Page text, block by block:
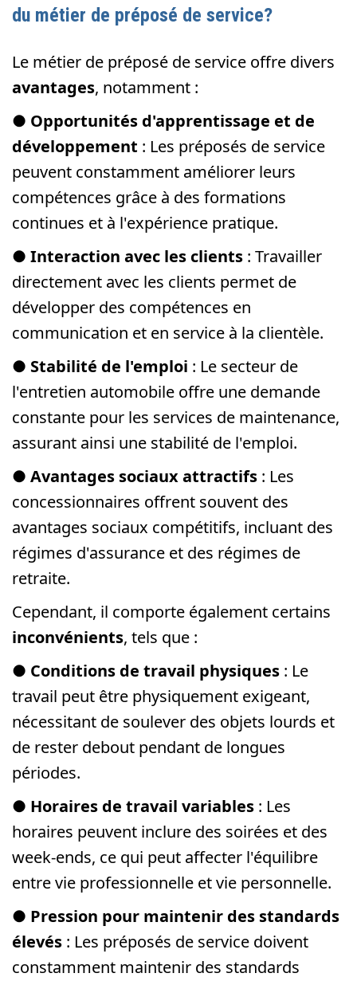
du métier de préposé de service?
Le métier de préposé de service offre divers
avantages, notamment :
● Opportunités d'apprentissage et de
développement : Les préposés de service
peuvent constamment améliorer leurs
compétences grâce à des formations
continues et à l'expérience pratique.
● Interaction avec les clients: Travailler
directement avec les clients permet de
développer des compétences en
communication et en service à la clientèle.
● Stabilité de l'emploi : Le secteur de
l'entretien automobile offre une demande
constante pour les services de maintenance,
assurant ainsi une stabilité de l'emploi.
● Avantages sociaux attractifs: Les
concessionnaires offrent souvent des
avantages sociaux compétitifs, incluant des
régimes d'assurance et des régimes de
retraite.
Cependant, il comporte également certains
inconvénients, tels que :
● Conditions de travail physiques: Le
travail peut être physiquement exigeant,
nécessitant de soulever des objets lourds et
de rester debout pendant de longues
périodes.
● Horaires de travail variables: Les
horaires peuvent inclure des soirées et des
week-ends, ce qui peut affecter l'équilibre
entre vie professionnelle et vie personnelle.
● Pression pour maintenir des standards
élevés: Les préposés de service doivent
constamment maintenir des standards